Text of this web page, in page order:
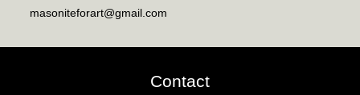
masoniteforart@gmail.com
Contact